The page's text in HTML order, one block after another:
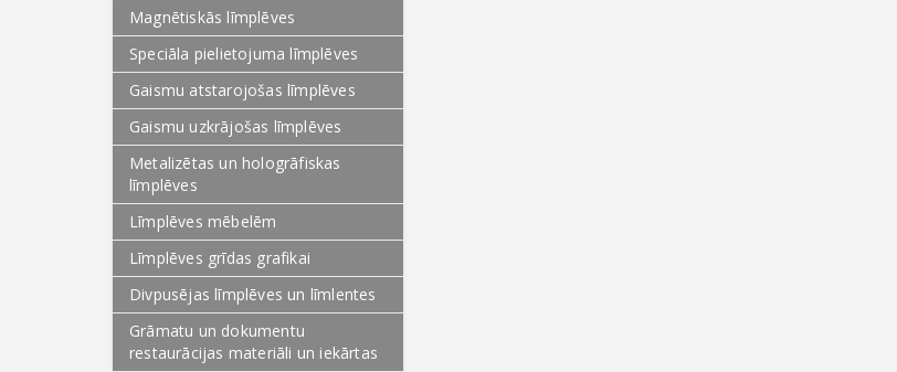
Magnētiskās līmplēves
Speciāla pielietojuma līmplēves
Gaismu atstarojošas līmplēves
Gaismu uzkrājošas līmplēves
Metalizētas un hologrāfiskas
līmplēves
Līmplēves mēbelēm
Līmplēves grīdas grafikai
Divpusējas līmplēves un līmlentes
Grāmatu un dokumentu
restaurācijas materiāli un iekārtas